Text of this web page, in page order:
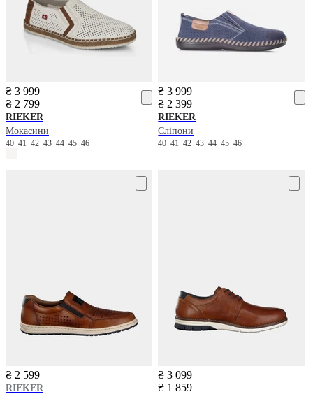
₴ 3 999
₴ 2 799
RIEKER
Мокасини
40 41 42 43 44 45 46
₴ 3 999
₴ 2 399
RIEKER
Сліпони
40414243444546
₴ 2 599
RIEKER
₴ 3 099
₴ 1 859